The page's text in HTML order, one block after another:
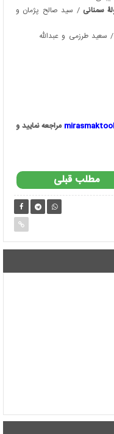
سمنانی / سید صالح پژمان و
/ سعید طرزمی و عبدالله
مراجعه نمایید و
مطلب قبلی